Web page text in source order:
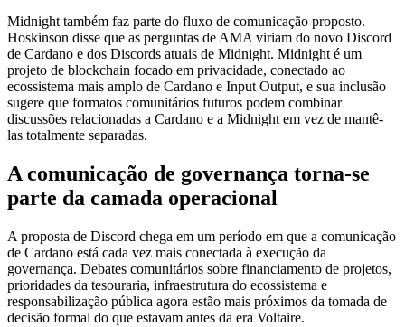
Midnight também faz parte do fluxo de comunicação proposto.
Hoskinson disse que as perguntas de AMA viriam do novo Discord
de Cardano e dos Discords atuais de Midnight. Midnight é um
projeto de blockchain focado em privacidade, conectado ao
ecossistema mais amplo de Cardano e Input Output, e sua inclusão
sugere que formatos comunitários futuros podem combinar
discussões relacionadas a Cardano e a Midnight em vez de mantê-
las totalmente separadas.
A comunicação de governança torna-se
parte da camada operacional
A proposta de Discord chega em um período em que a comunicação
de Cardano está cada vez mais conectada à execução da
governança. Debates comunitários sobre financiamento de projetos,
prioridades da tesouraria, infraestrutura do ecossistema e
responsabilização pública agora estão mais próximos da tomada de
decisão formal do que estavam antes da era Voltaire.